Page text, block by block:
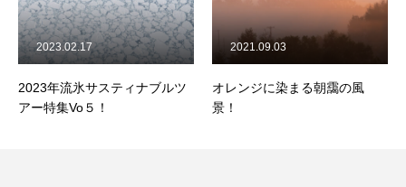
2023年流氷サスティナブルツ
アー特集Vo５！
2023.02.17
オレンジに染まる朝靄の風
景！
2021.09.03